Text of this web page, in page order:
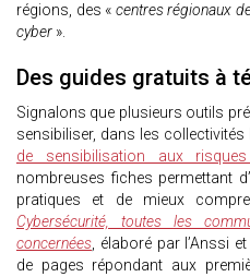
régions, des « centres régionaux
cyber ».
Des guides gratuits à
Signalons que plusieurs outils
sensibiliser, dans les
de sensibilisation aux risques
nombreuses fiches permettant
pratiques et de mieux
Cybersécurité, toutes les
concernées, élaboré par l’Anssi
de pages répondant aux